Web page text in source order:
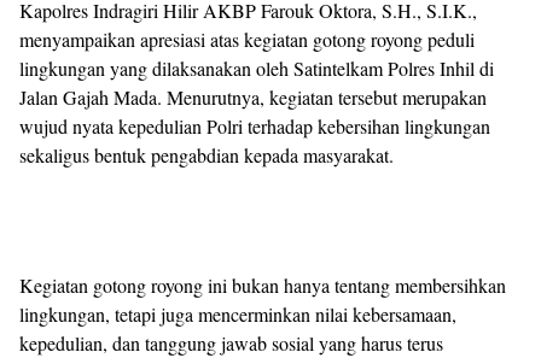
Kapolres Indragiri Hilir AKBP Farouk Oktora, S.H., S.I.K.,
menyampaikan apresiasi atas kegiatan gotong royong peduli
lingkungan yang dilaksanakan oleh Satintelkam Polres Inhil di
Jalan Gajah Mada. Menurutnya, kegiatan tersebut merupakan
wujud nyata kepedulian Polri terhadap kebersihan lingkungan
sekaligus bentuk pengabdian kepada masyarakat.
Kegiatan gotong royong ini bukan hanya tentang membersihkan
lingkungan, tetapi juga mencerminkan nilai kebersamaan,
kepedulian, dan tanggung jawab sosial yang harus terus